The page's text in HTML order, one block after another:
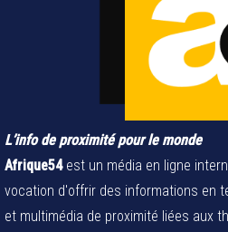
L’info de proximité pour le monde
Afrique54est un média en ligne
vocation d'offrir des informations en
et multimédia de proximité liées aux